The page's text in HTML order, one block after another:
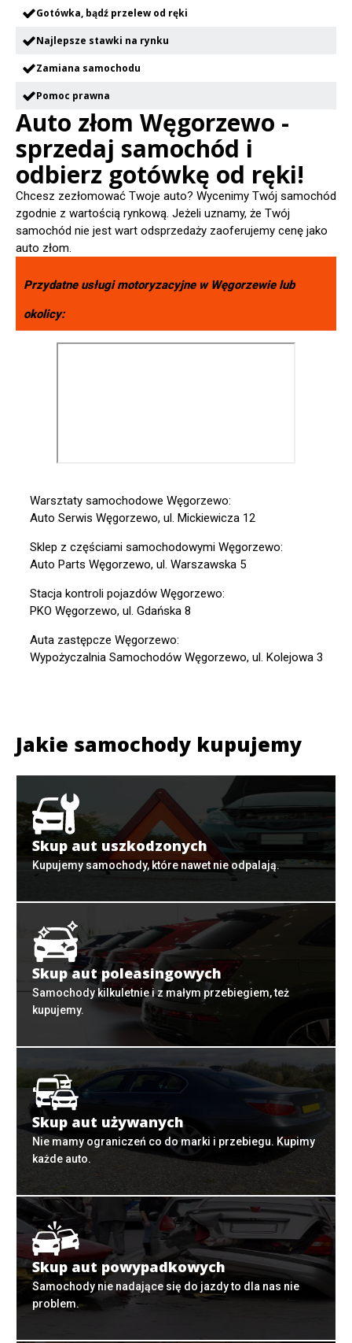
Gotówka, bądź przelew od ręki
Najlepsze stawki na rynku
Zamiana samochodu
Pomoc prawna
Auto złom Węgorzewo -
sprzedaj samochód i
odbierz gotówkę od ręki!
Chcesz zezłomować Twoje auto? Wycenimy Twój samochód
zgodnie z wartością rynkową. Jeżeli uznamy, że Twój
samochód nie jest wart odsprzedaży zaoferujemy cenę jako
auto złom.
Przydatne usługi motoryzacyjne w Węgorzewielub
okolicy:
Warsztaty samochodowe Węgorzewo:
Auto Serwis Węgorzewo, ul. Mickiewicza 12
Sklep z częściami samochodowymi Węgorzewo:
Auto Parts Węgorzewo, ul. Warszawska 5
Stacja kontroli pojazdów Węgorzewo:
PKO Węgorzewo, ul. Gdańska 8
Auta zastępcze Węgorzewo:
Wypożyczalnia Samochodów Węgorzewo, ul. Kolejowa 3
Jakie samochody kupujemy
Skup aut uszkodzonych
Kupujemy samochody, które nawet nie odpalają.
Skup aut poleasingowych
Samochody kilkuletnie i z małym przebiegiem, też
kupujemy.
Skup aut używanych
Nie mamy ograniczeń co do marki i przebiegu. Kupimy
każde auto.
Skup aut powypadkowych
Samochody nie nadające się do jazdy to dla nas nie
problem.